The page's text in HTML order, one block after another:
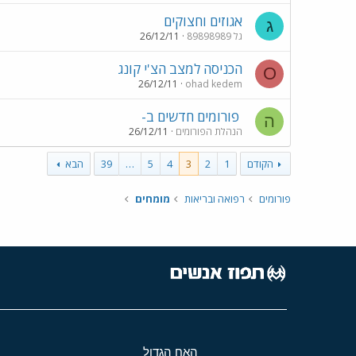
ג אגוזים וחצוקים
גל 89898989 26/12/11
O הכניסה למצב הצ'י קונג
ohad kedem
26/12/11
ה פורומים חדשים ב-
הנהלת הפורומים 26/12/11
הקודם 1
2
3
4
5
…
39 הבא
פורומים רפואה ובריאות מומחים
האח הגדול